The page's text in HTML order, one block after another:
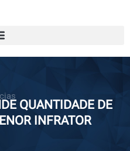
QUANTIDADE DE
INFRATOR